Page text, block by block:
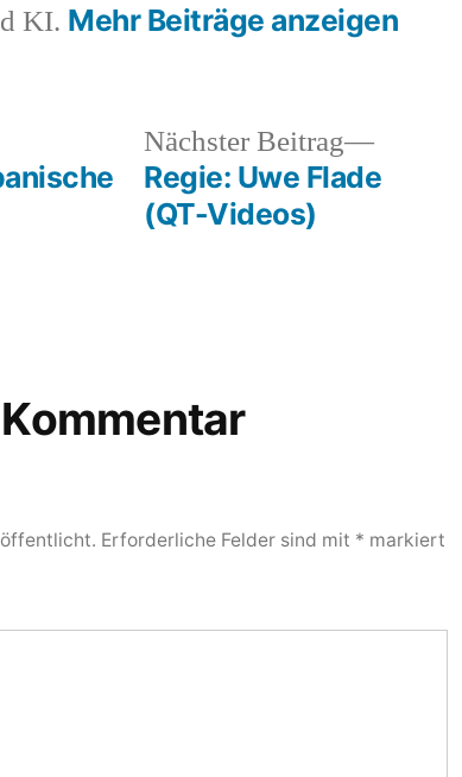
KI. Mehr Beiträge anzeigen
Nächster Beitrag
Nächster
Beitrag:
Regie: Uwe Flade
(QT-Videos)
Erforderliche Felder sind mit * markiert